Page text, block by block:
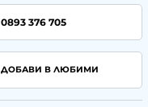
0893 376 705
ДОБАВИ В ЛЮБИМИ